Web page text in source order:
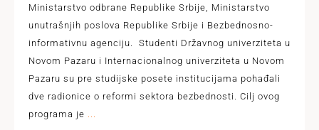
Ministarstvo odbrane Republike Srbije, Ministarstvo
unutrašnjih poslova Republike Srbije i Bezbednosno-
informativnu agenciju. Studenti Državnog univerziteta u
Novom Pazaru i Internacionalnog univerziteta u Novom
Pazaru su pre studijske posete institucijama pohađali
dve radionice o reformi sektora bezbednosti. Cilj ovog
programa je